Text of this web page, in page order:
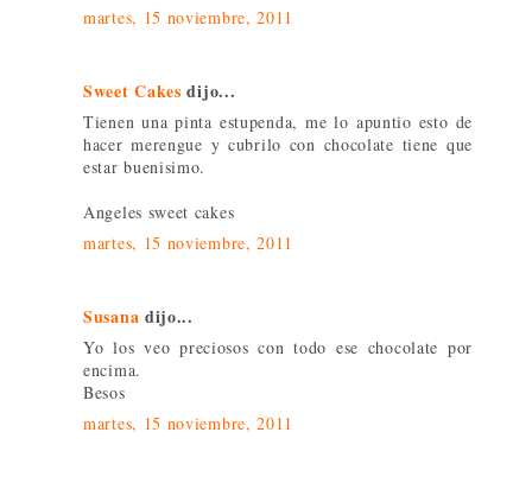
martes, 15 noviembre, 2011
Sweet Cakes dijo...
Tienen una pinta estupenda, me lo apuntio esto de
hacer merengue y cubrilo con chocolate tiene que
estar buenisimo.
Angeles sweet cakes
martes, 15 noviembre, 2011
Susana dijo...
Yo los veo preciosos con todo ese chocolate por
encima.
Besos
martes, 15 noviembre, 2011